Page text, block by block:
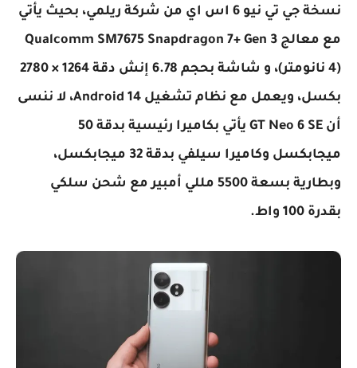
نسخة جي تي نيو 6 اس اي من شركة ريلمي، بحيث يأتي
مع معالج Qualcomm SM7675 Snapdragon 7+ Gen 3
(4 نانومتر)، و شاشة بحجم 6.78 إنش دقة 1264 × 2780
بكسل، ويعمل مع نظام تشغيل Android 14، لا ننسى
أن GT Neo 6 SE يأتي بكاميرا رئيسية بدقة 50
ميجابكسل وكاميرا سيلفي بدقة 32 ميجابكسل،
وبطارية بسعة 5500 مللي أمبير مع شحن سلكي
بقدرة 100 واط.